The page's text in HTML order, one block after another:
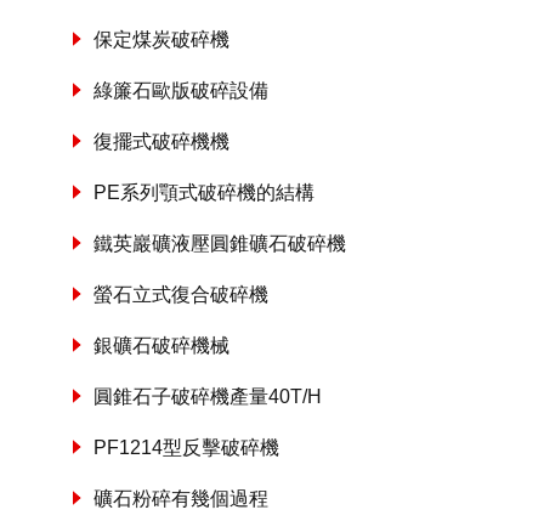
保定煤炭破碎機
綠簾石歐版破碎設備
復擺式破碎機機
PE系列顎式破碎機的結構
鐵英巖礦液壓圓錐礦石破碎機
螢石立式復合破碎機
銀礦石破碎機械
圓錐石子破碎機產量40T/H
PF1214型反擊破碎機
礦石粉碎有幾個過程